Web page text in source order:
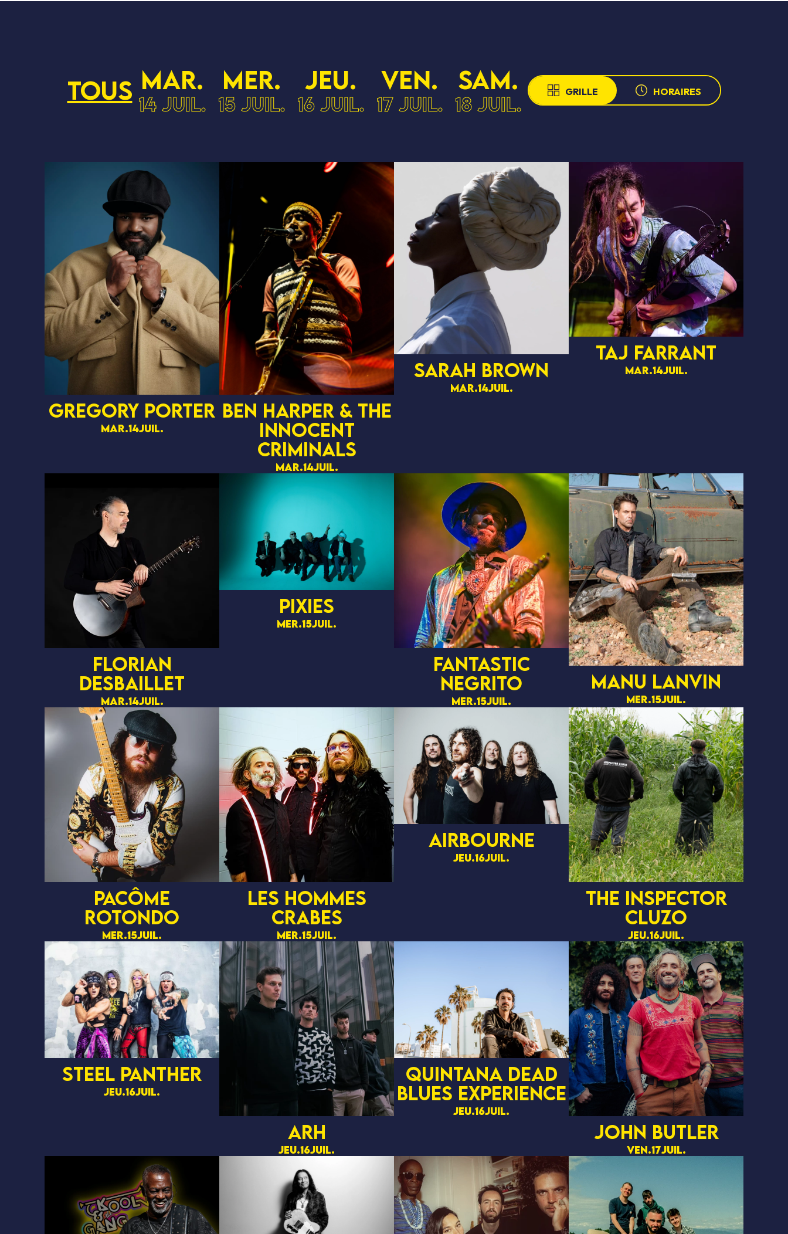
Tous mar.
14 juil.
mer.
15 juil.
jeu.
16 juil.
ven.
17 juil.
sam.
18 juil.
GRILLE HORAIRES
Gregory Porter
mar.14juil.
Ben Harper & The
Innocent
Criminals
mar.14juil.
Sarah Brown
mar.14juil.
Taj Farrant
mar.14juil.
FLORIAN
DESBAILLET
mar.14juil.
Pixies
mer.15juil.
Fantastic
Negrito
mer.15juil.
MANU LANVIN
mer.15juil.
PACÔME
ROTONDO
mer.15juil.
LES HOMMES
CRABES
mer.15juil.
Airbourne
jeu.16juil.
THE INSPECTOR
CLUZO
jeu.16juil.
STEEL PANTHER
jeu.16juil.
ARH
jeu.16juil.
Quintana dead
blues eXperience
jeu.16juil.
John Butler
ven.17juil.